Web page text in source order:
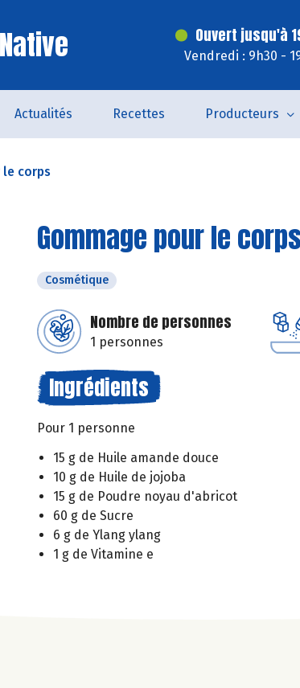
Ouvert jusqu'à
Vendredi : 9h30 -
Actualités Recettes Producteurs
le corps
Gommage pour le corps
Cosmétique
Nombre de personnes
1 personnes
Ingrédients
Pour 1 personne
15 g de Huile amande douce
10 g de Huile de jojoba
15 g de Poudre noyau d'abricot
60 g de Sucre
6 g de Ylang ylang
1 g de Vitamine e